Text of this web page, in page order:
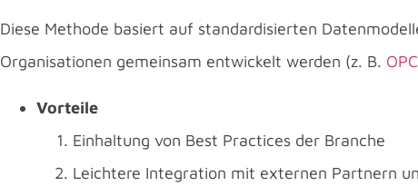
Diese Methode basiert auf standardisierten
Organisationen gemeinsam entwickelt werden (z. B.
Vorteile
Einhaltung von Best Practices der Branche
Leichtere Integration mit externen Partnern